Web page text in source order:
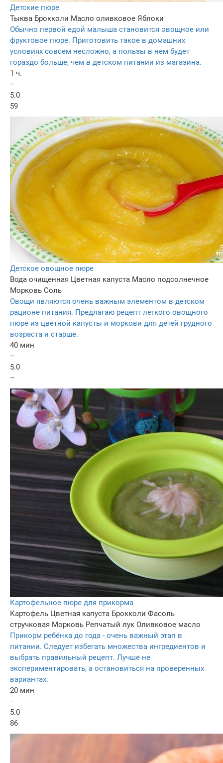
Детские пюре
Тыква Брокколи Масло оливковое Яблоки
Обычно первой едой малыша становится овощное или
фруктовое пюре. Приготовить такое в домашних
условиях совсем несложно, а пользы в нем будет
гораздо больше, чем в детском питании из магазина.
1 ч.
–
5.0
59
Детское овощное пюре
Вода очищенная Цветная капуста Масло подсолнечное
Морковь Соль
Овощи являются очень важным элементом в детском
рационе питания. Предлагаю рецепт легкого овощного
пюре из цветной капусты и моркови для детей грудного
возраста и старше.
40 мин
–
5.0
–
Картофельное пюре для прикорма
Картофель Цветная капуста Брокколи Фасоль
стручковая Морковь Репчатый лук Оливковое масло
Прикорм ребёнка до года - очень важный этап в
питании. Следует избегать множества ингредиентов и
выбрать правильный рецепт. Лучше не
экспериментировать, а остановиться на проверенных
вариантах.
20 мин
–
5.0
86